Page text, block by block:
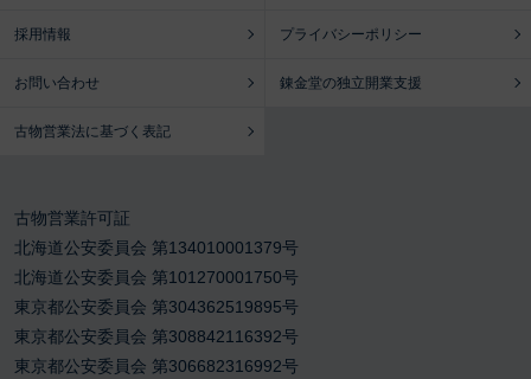
採用情報 プライバシーポリシー
お問い合わせ 錬金堂の独立開業支援
古物営業法に基づく表記
古物営業許可証
北海道公安委員会 第134010001379号
北海道公安委員会 第101270001750号
東京都公安委員会 第304362519895号
東京都公安委員会 第308842116392号
東京都公安委員会 第306682316992号